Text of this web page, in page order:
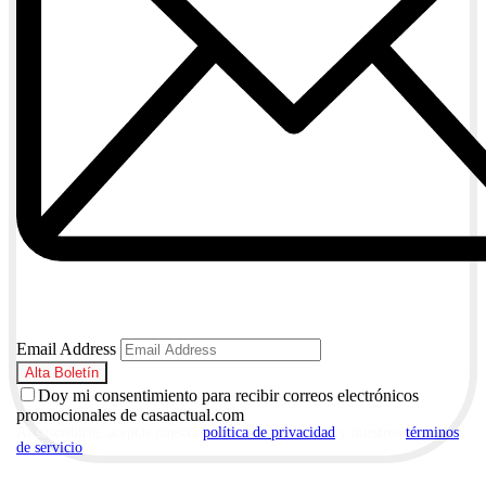
Email Address
Doy mi consentimiento para recibir correos electrónicos
promocionales de casaactual.com
política de privacidad
términos
de servicio